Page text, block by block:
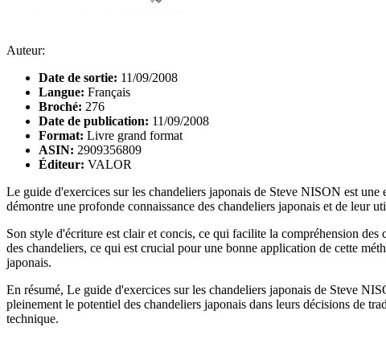
Auteur:
Date de sortie: 11/09/2008
Langue: Français
Broché: 276
Date de publication: 11/09/2008
Format: Livre grand format
ASIN: 2909356809
Éditeur: VALOR
Le guide d'exercices sur les chandeliers japonais de Steve NISON est
démontre une profonde connaissance des chandeliers japonais et de leur
Son style d'écriture est clair et concis, ce qui facilite la compréhension
des chandeliers, ce qui est crucial pour une bonne application de cette
japonais.
En résumé, Le guide d'exercices sur les chandeliers japonais de Steve
pleinement le potentiel des chandeliers japonais dans leurs décisions de
technique.